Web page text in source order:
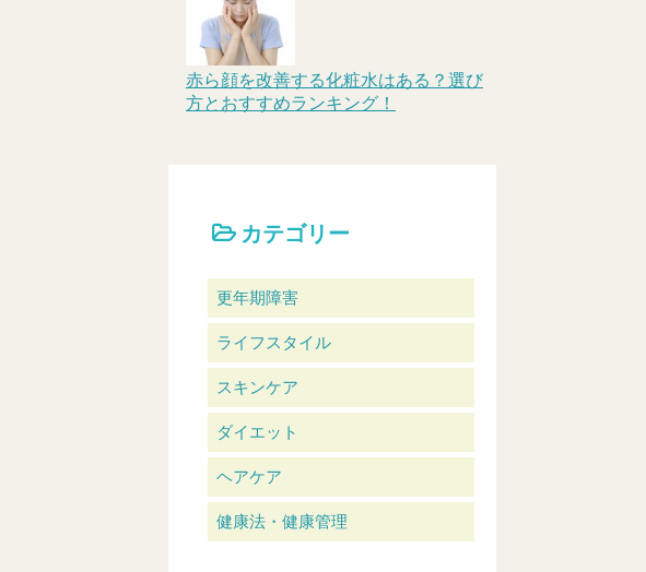
赤ら顔を改善する化粧水はある？選び
方とおすすめランキング！
カテゴリー
更年期障害
ライフスタイル
スキンケア
ダイエット
ヘアケア
健康法・健康管理